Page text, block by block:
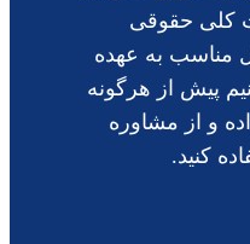
کلی حقوقی
مناسب به عهده
پیش از هرگونه
و از مشاوره
کنید.